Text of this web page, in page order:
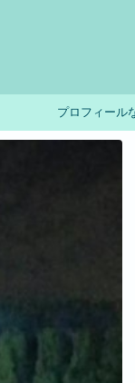
プロフィール